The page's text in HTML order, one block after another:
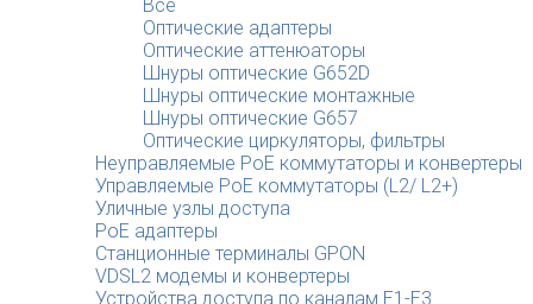
Все
Оптические адаптеры
Оптические аттенюаторы
Шнуры оптические G652D
Шнуры оптические монтажные
Шнуры оптические G657
Оптические циркуляторы, фильтры
Неуправляемые PoE коммутаторы и конвертеры
Управляемые PoE коммутаторы (L2/ L2+)
Уличные узлы доступа
PoE адаптеры
Станционные терминалы GPON
VDSL2 модемы и конвертеры
Устройства доступа по каналам E1-E3